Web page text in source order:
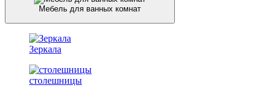
Мебель для ванных комнат
Зеркала
столешницы